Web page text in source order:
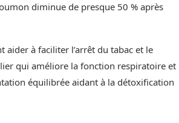
diminue de presque 50 % après
à faciliter l’arrêt du tabac et le
qui améliore la fonction respiratoire et
équilibrée aidant à la détoxification